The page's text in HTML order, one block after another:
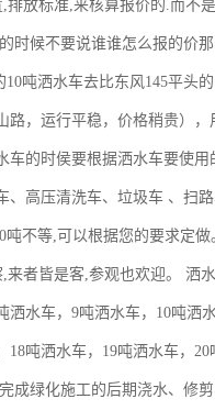
放标准,来核算报价的.而不
时候不要说谁谁怎么报的价
吨洒水车去比东风145平头
，运行平稳，价格稍贵）
的时侯要根据洒水车要使
、高压清洗车、垃圾车 、扫
不等,可以根据您的要求定
者皆是客,参观也欢迎。 洒
水车，9吨洒水车，10吨洒
吨洒水车，19吨洒水车，
成绿化施工的后期浇水、修